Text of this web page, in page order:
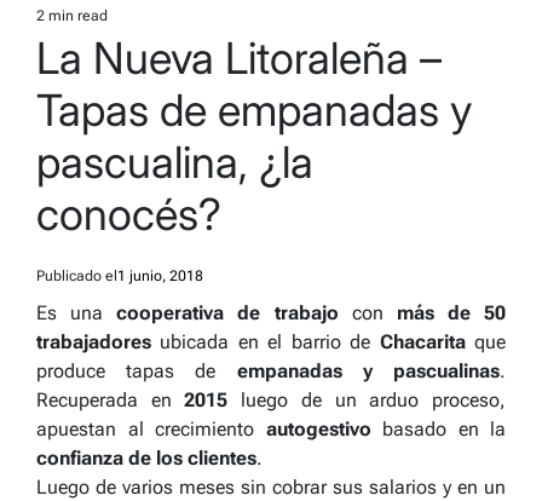
IN
Estimated
read
time
2 min read
La Nueva Litoraleña –
Tapas de empanadas y
pascualina, ¿la
conocés?
Publicado el 1 junio, 2018
Es unacooperativa de trabajo con más de 50
trabajadores ubicada en el barrio de Chacaritaque
produce tapas de empanadas y pascualinas.
Recuperada en2015 luego de un arduo proceso,
apuestan al crecimiento autogestivo basado en la
confianza de los clientes.
Luego de varios meses sin cobrar sus salarios y en un